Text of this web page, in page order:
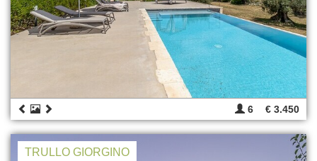
6 € 3.450
TRULLO GIORGINO